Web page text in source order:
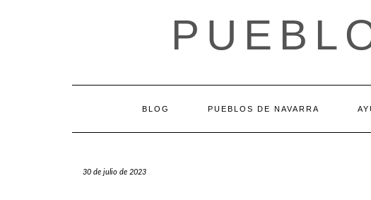
BLOG PUEBLOS DE NAVARRA
30 de julio de 2023